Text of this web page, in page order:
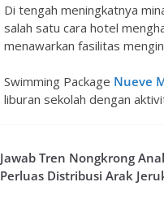
Di tengah meningkatnya
salah satu cara hotel
menawarkan fasilitas
Swimming Package Nueve
liburan sekolah dengan
Jawab Tren Nongkrong
Perluas Distribusi Arak